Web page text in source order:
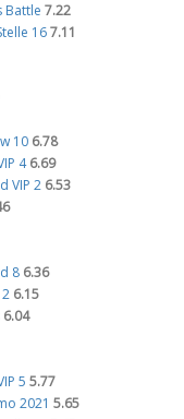
Battle 7.22
16 7.11
10 6.78
4 6.69
VIP 2 6.53
8 6.36
6.15
6.04
5 5.77
2021 5.65